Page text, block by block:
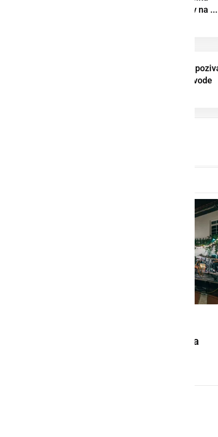
prepovedan ribolov na ...
Prleška komunala
k varčni rabi pitne vode
Ljutomer bo konec avgusta